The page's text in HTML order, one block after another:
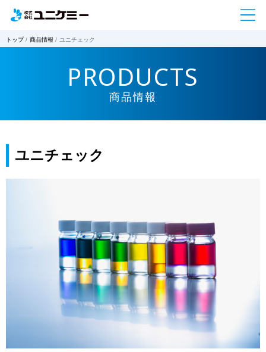
トップ 商品情報 ユニチェック
PRODUCTS
商品情報
ユニチェック